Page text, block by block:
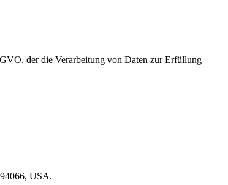
der die Verarbeitung von Daten zur Erfüllung
USA.